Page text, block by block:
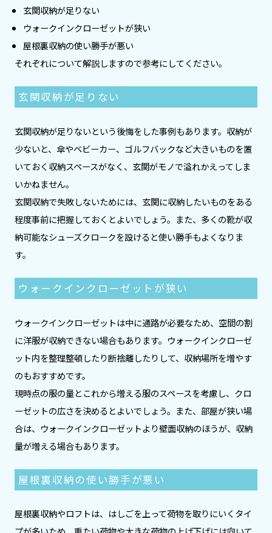
玄関収納が足りない
ウォークインクローゼットが狭い
屋根裏収納の使い勝手が悪い
それぞれについて解説しますので参考にしてください。
玄関収納が足りない
玄関収納が足りないという後悔をした事例もあります。収納が
少ないと、傘やベビーカー、ゴルフバックなど大きいものを置
いておく収納スペースがなく、玄関がモノで溢れかえってしま
いかねません。
玄関収納で失敗しないためには、玄関に収納したいものをある
程度事前に把握しておくとよいでしょう。また、多くの靴が収
納可能なシューズクロークを設けると使い勝手もよくなりま
す。
ウォークインクローゼットが狭い
ウォークインクローゼットは中に通路が必要なため、空間の割
に洋服が収納できない場合もあります。ウォークインクローゼ
ット内を整理整頓したり断捨離したりして、収納場所を増やす
のもおすすめです。
現時点の服の量とこれから増える服のスペースを考慮し、クロ
ーゼットの広さを決めるとよいでしょう。また、部屋が狭い場
合は、ウォークインクローゼットより壁面収納のほうが、収納
量が増える場合もあります。
屋根裏収納の使い勝手が悪い
屋根裏収納やロフトは、はしごを上って荷物を取りにいくタイ